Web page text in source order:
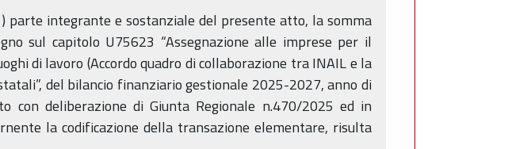
parte integrante e sostanziale del presente atto, la somma
sul capitolo U75623 “Assegnazione alle imprese per il
di lavoro (Accordo quadro di collaborazione tra INAIL e la
del bilancio finanziario gestionale 2025-2027, anno di
con deliberazione di Giunta Regionale n.470/2025 ed in
la codificazione della transazione elementare, risulta